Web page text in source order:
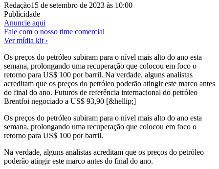
Redação15 de setembro de 2023 às 10:00
Publicidade
Anuncie aqui
Fale com o nosso time comercial
Ver mídia kit ›
Os preços do petróleo subiram para o nível mais alto do ano esta
semana, prolongando uma recuperação que colocou em foco o
retorno para US$ 100 por barril. Na verdade, alguns analistas
acreditam que os preços do petróleo poderão atingir este marco antes
do final do ano. Futuros de referência internacional do petróleo
Brentfoi negociado a US$ 93,90 [&hellip;]
Os preços do petróleo subiram para o nível mais alto do ano esta
semana, prolongando uma recuperação que colocou em foco o
retorno para US$ 100 por barril.
Na verdade, alguns analistas acreditam que os preços do petróleo
poderão atingir este marco antes do final do ano.